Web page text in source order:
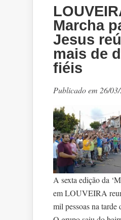
Marcha
Jesus
mais de
fiéis
Publicado em 26/
A sexta edição da
em LOUVEIRA
mil pessoas na tarde